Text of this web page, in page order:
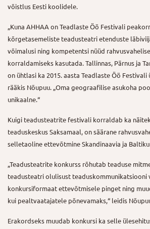
võistlus Eesti koolidele.
„Kuna AHHAA on Teadlaste Öö Festivali
kõrgetasemeliste teadusteatri etenduste
võimalusi ning kompetentsi nüüd
korraldamiseks kasutada. Tallinnas, Pärnus ja
on ühtlasi ka 2015. aasta Teadlaste Öö Festivali
rääkis Nõupuu. „Oma geograafilise asukoha
unikaalne.“
Kuigi teadusteatrite festivali korraldab ka
teaduskeskus Saksamaal, on säärane
selletaoline ettevõtmine Skandinaavia ja
„Teadusteatrite konkurss rõhutab teaduse
teadusteatri olulisust teaduskommunikatsiooni
konkursiformaat ettevõtmisele pinget ning
kui pealtvaatajatele põnevamaks,“ leidis
Erakordseks muudab konkursi ka selle